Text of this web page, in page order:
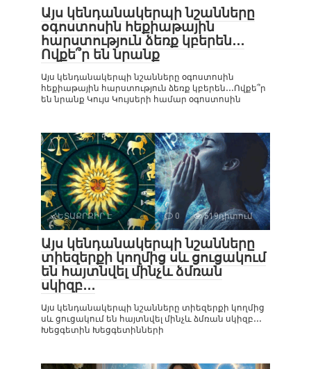
Այս կենդանակերպի նշանները
օգոստոսին հեքիաթային
հարստություն ձեռք կբերեն․․․
Ովքե՞ր են նրանք
Այս կենդանակերպի նշանները օգոստոսին
հեքիաթային հարստություն ձեռք կբերեն․․․Ովքե՞ր
են նրանք Կույս Կույսերի համար օգոստոսին
ՀԵՏԱՔՐՔԻՐ Է 0 519դիտում
Այս կենդանակերպի նշանները
տիեզերքի կողմից սև ցուցակում
են հայտնվել մինչև ձմռան
սկիզբ․․․
Այս կենդանակերպի նշանները տիեզերքի կողմից
սև ցուցակում են հայտնվել մինչև ձմռան սկիզբ․․․
Խեցգետին Խեցգետինների